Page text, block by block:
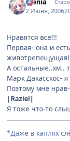
2 Июня, 2006
Нравятся все!!!
Первая- она и
А остальные..хм..
Марк Дакасскос-
Поэтому мне
|Raziel|
Я тоже что-то
*Даже в каплях